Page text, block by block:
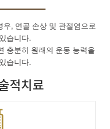
, 연골 손상 및 관절염으로
습니다.
충분히 원래의 운동 능력을
습니다.
적치료